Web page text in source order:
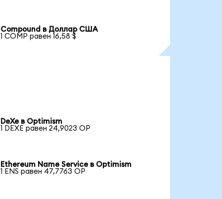
Compound в Доллар США
1 COMP равен 16,58 $
DeXe в Optimism
1 DEXE равен 24,9023 OP
Ethereum Name Service в Optimism
1 ENS равен 47,7763 OP